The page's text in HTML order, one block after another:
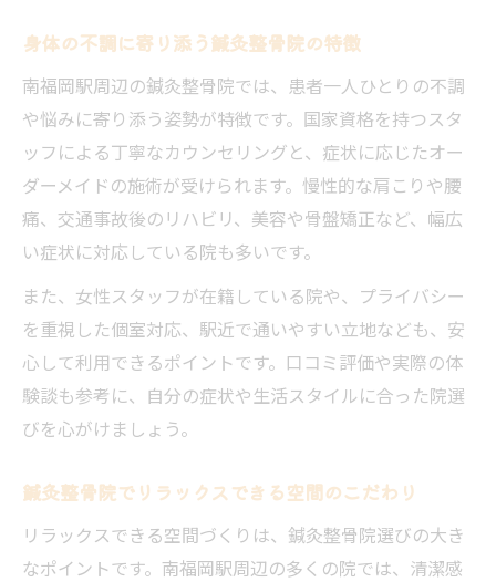
身体の不調に寄り添う鍼灸整骨院の特徴
南福岡駅周辺の鍼灸整骨院では、患者一人ひとりの不調
や悩みに寄り添う姿勢が特徴です。国家資格を持つスタ
ッフによる丁寧なカウンセリングと、症状に応じたオー
ダーメイドの施術が受けられます。慢性的な肩こりや腰
痛、交通事故後のリハビリ、美容や骨盤矯正など、幅広
い症状に対応している院も多いです。
また、女性スタッフが在籍している院や、プライバシー
を重視した個室対応、駅近で通いやすい立地なども、安
心して利用できるポイントです。口コミ評価や実際の体
験談も参考に、自分の症状や生活スタイルに合った院選
びを心がけましょう。
鍼灸整骨院でリラックスできる空間のこだわり
リラックスできる空間づくりは、鍼灸整骨院選びの大き
なポイントです。南福岡駅周辺の多くの院では、清潔感